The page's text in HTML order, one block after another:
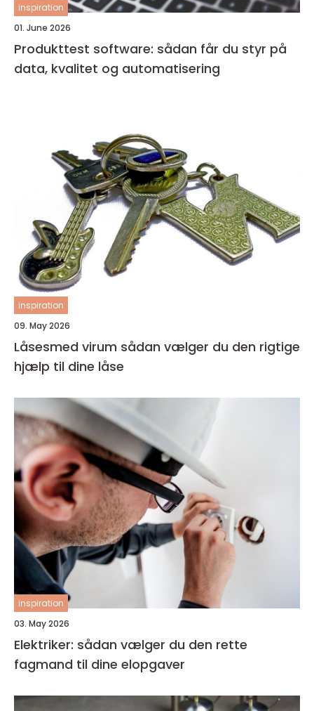
inspiration
01. June 2026
Produkttest software: sådan får du styr på
data, kvalitet og automatisering
inspiration
09. May 2026
Låsesmed virum sådan vælger du den rigtige
hjælp til dine låse
inspiration
03. May 2026
Elektriker: sådan vælger du den rette
fagmand til dine elopgaver